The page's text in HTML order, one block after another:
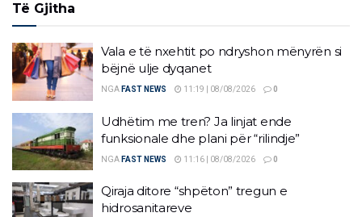
Të Gjitha
Vala e të nxehtit po ndryshon mënyrën si
bëjnë ulje dyqanet
NGA FAST NEWS 11:19 | 08/08/2026 0
Udhëtim me tren? Ja linjat ende
funksionale dhe plani për “rilindje”
NGA FAST NEWS 11:16 | 08/08/2026 0
Qiraja ditore “shpëton” tregun e
hidrosanitareve